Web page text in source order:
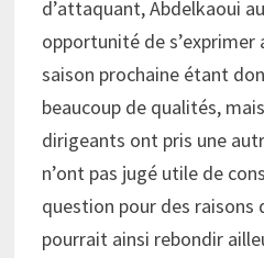
d’attaquant, Abdelkaoui
opportunité de s’exprimer
saison prochaine étant
beaucoup de qualités,
dirigeants ont pris une
n’ont pas jugé utile de
question pour des raisons
pourrait ainsi rebondir